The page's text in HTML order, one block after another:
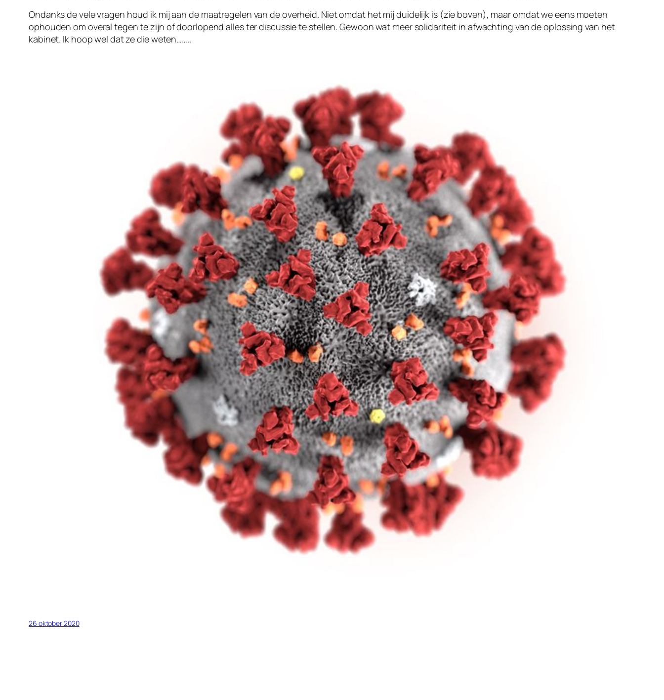
Ondanks de vele vragen houd ik mij aan de maatregelen van de overheid. Niet omdat het mij duidelijk is (zie boven), maar omdat we eens moeten
ophouden om overal tegen te zijn of doorlopend alles ter discussie te stellen. Gewoon wat meer solidariteit in afwachting van de oplossing van het
kabinet. Ik hoop wel dat ze die weten……..
26 oktober 2020